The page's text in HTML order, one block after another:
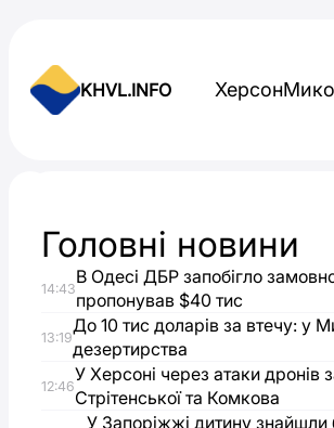
KHVL.INFO Херсон
Громада
Херсонщини
отримає
Головні новини
14:43
В Одесі ДБР запобігло
пропонував $40 тис
13:19
До 10 тис доларів за втечу: у
дезертирства
12:46
У Херсоні через атаки дронів
Стрітенської та Комкова
У Запоріжжі дитину